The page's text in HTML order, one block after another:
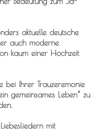
aktuelle deutsche
auch moderne
kaum einer Hochzeit
bei Ihrer Trauzeremonie
gemeinsames Leben“ zu
mit